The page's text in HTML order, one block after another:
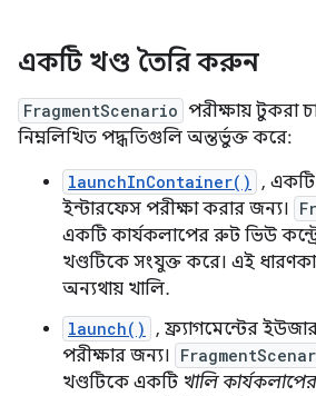
একটি খণ্ড তৈরি করুন
FragmentScenario পরীক্ষায় টুকরা
নিম্নলিখিত পদ্ধতিগুলি অন্তর্ভুক্ত করে:
launchInContainer() , একটি
ইন্টারফেস পরীক্ষা করার জন্য।
একটি কার্যকলাপের রুট ভিউ
খণ্ডটিকে সংযুক্ত করে। এই
অন্যথায় খালি.
launch() , ফ্র্যাগমেন্টের
পরীক্ষার জন্য।
খণ্ডটিকে একটি খালি কার্যকলাপের